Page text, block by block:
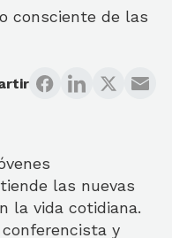
consciente de las
las nuevas
la vida cotidiana.
y